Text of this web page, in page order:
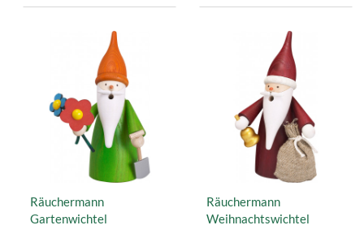
Räuchermann
Gartenwichtel
Räuchermann
Weihnachtswichtel